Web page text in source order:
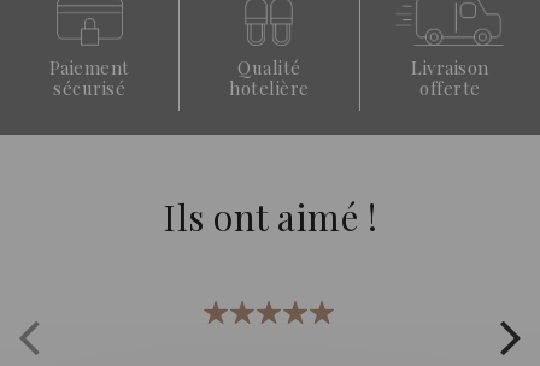
Ils ont aimé !
Paiement
sécurisé
Qualité
hotelière
Livraison
offerte